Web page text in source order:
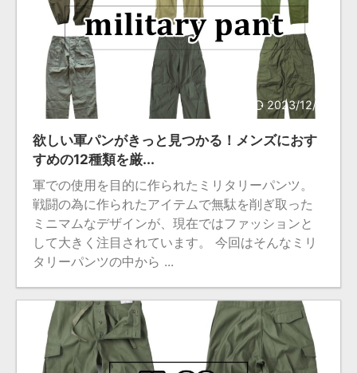
2023/12/20
欲しい軍パンがきっと見つかる！メンズにおす
すめの12種類を厳...
軍での使用を目的に作られたミリタリーパンツ。
戦闘の為に作られたアイテムで無駄を削ぎ取った
ミニマムなデザインが、現在ではファッションと
して大きく注目されています。 今回はそんなミリ
タリーパンツの中から ...